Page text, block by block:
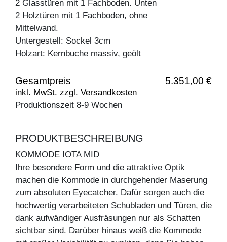
2 Glasstüren mit 1 Fachboden. Unten
2 Holztüren mit 1 Fachboden, ohne
Mittelwand.
Untergestell: Sockel 3cm
Holzart: Kernbuche massiv, geölt
Gesamtpreis 5.351,00 €
inkl. MwSt. zzgl. Versandkosten
Produktionszeit 8-9 Wochen
PRODUKTBESCHREIBUNG
KOMMODE IOTA MID
Ihre besondere Form und die attraktive Optik
machen die Kommode in durchgehender Maserung
zum absoluten Eyecatcher. Dafür sorgen auch die
hochwertig verarbeiteten Schubladen und Türen, die
dank aufwändiger Ausfräsungen nur als Schatten
sichtbar sind. Darüber hinaus weiß die Kommode